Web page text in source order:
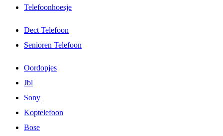
Telefoonhoesje
Dect Telefoon
Senioren Telefoon
Oordopjes
Jbl
Sony
Koptelefoon
Bose